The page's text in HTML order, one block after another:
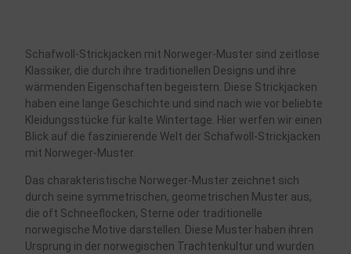
Schafwoll-Strickjacken mit Norweger-Muster sind zeitlose
Klassiker, die durch ihre traditionellen Designs und ihre
wärmenden Eigenschaften begeistern. Diese Strickjacken
haben eine lange Geschichte und sind nach wie vor beliebte
Kleidungsstücke für kalte Wintertage. Hier werfen wir einen
Blick auf die faszinierende Welt der Schafwoll-Strickjacken
mit Norweger-Muster.
Das charakteristische Norweger-Muster zeichnet sich
durch seine symmetrischen, geometrischen Muster aus,
die oft Schneeflocken, Sterne oder traditionelle
norwegische Motive darstellen. Diese Muster haben ihren
Ursprung in der norwegischen Trachtenkultur und wurden